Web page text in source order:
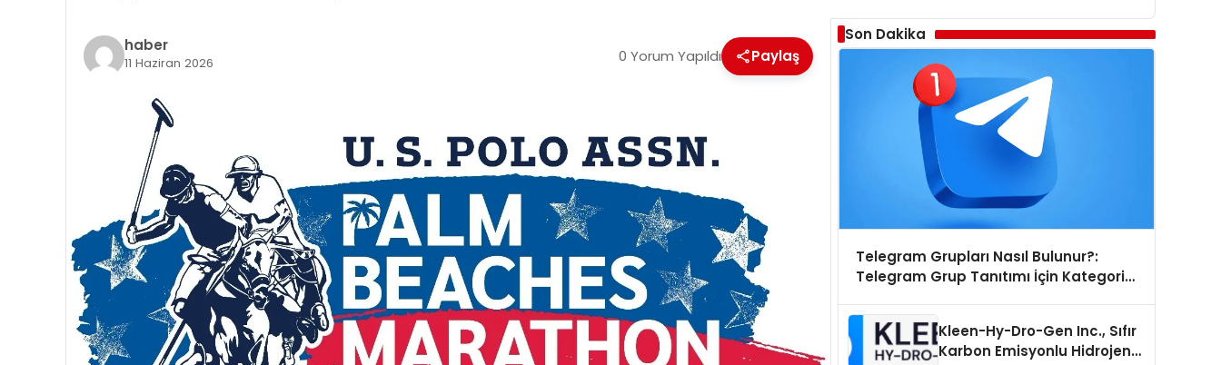
haber
11 Haziran 2026 0 Yorum Yapıldı Paylaş
Son Dakika
Telegram Grupları Nasıl Bulunur?:
Telegram Grup Tanıtımı İçin Kategori
Kleen-Hy-Dro-Gen Inc., Sıfır
Karbon Emisyonlu Hidrojen